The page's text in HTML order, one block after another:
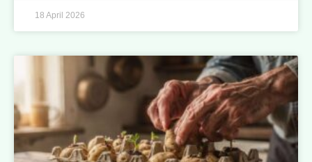
18 April 2026